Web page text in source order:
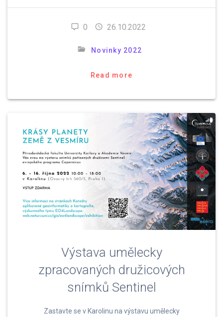
0 26.10.2022
Novinky 2022
Read more
Výstava umělecky
zpracovaných družicových
snímků Sentinel
Zastavte se v Karolinu na výstavu umělecky